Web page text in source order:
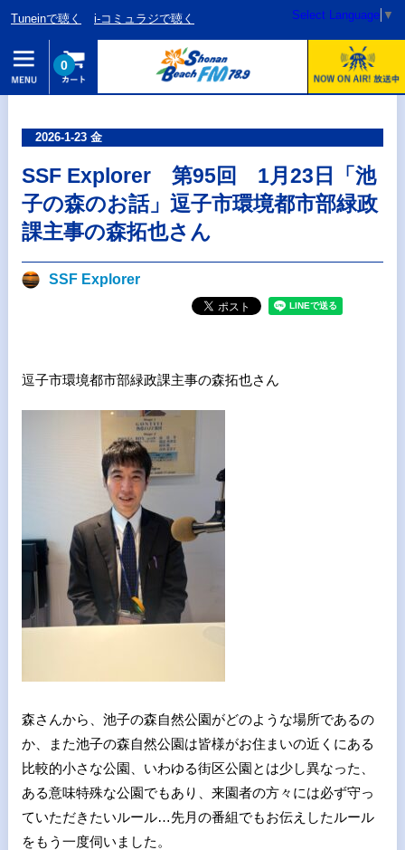
Tuneinで聴く i-コミュラジで聴く Select Language ▼
0
2026-1-23 金
SSF Explorer 第95回 1月23日「池
子の森のお話」逗子市環境都市部緑政
課主事の森拓也さん
SSF Explorer
逗子市環境都市部緑政課主事の森拓也さん
森さんから、池子の森自然公園がどのような場所であるの
か、また池子の森自然公園は皆様がお住まいの近くにある
比較的小さな公園、いわゆる街区公園とは少し異なった、
ある意味特殊な公園でもあり、来園者の方々には必ず守っ
ていただきたいルール…先月の番組でもお伝えしたルール
をもう一度伺いました。